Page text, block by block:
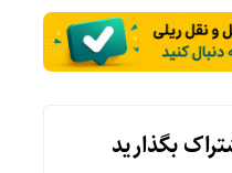
بگذارید